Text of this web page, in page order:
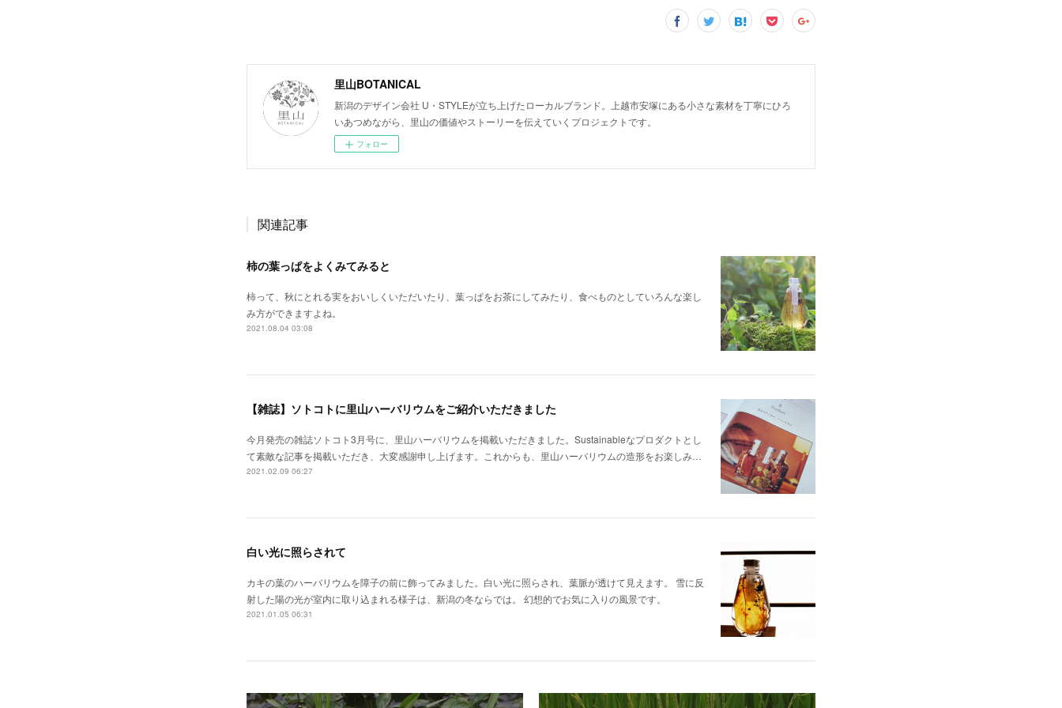
里山BOTANICAL
新潟のデザイン会社 U・STYLEが立ち上げたローカルブランド。上越市安塚にある小さな素材を丁寧にひろ
いあつめながら、里山の価値やストーリーを伝えていくプロジェクトです。
フォロー
関連記事
柿の葉っぱをよくみてみると
柿って、秋にとれる実をおいしくいただいたり、葉っぱをお茶にしてみたり、食べものとしていろんな楽し
み方ができますよね。
2021.08.04 03:08
【雑誌】ソトコトに里山ハーバリウムをご紹介いただきました
今月発売の雑誌ソトコト3月号に、里山ハーバリウムを掲載いただきました。Sustainableなプロダクトとし
て素敵な記事を掲載いただき、大変感謝申し上げます。これからも、里山ハーバリウムの造形をお楽しみ…
2021.02.09 06:27
白い光に照らされて
カキの葉のハーバリウムを障子の前に飾ってみました。白い光に照らされ、葉脈が透けて見えます。 雪に反
射した陽の光が室内に取り込まれる様子は、新潟の冬ならでは。 幻想的でお気に入りの風景です。
2021.01.05 06:31